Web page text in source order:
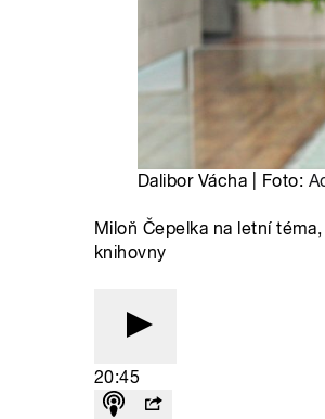
Dalibor Vácha | Foto:
Miloň Čepelka na letní
knihovny
20:45